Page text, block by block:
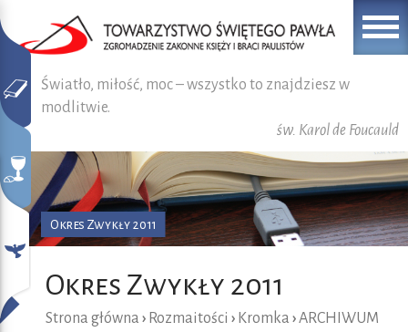
Światło, miłość, moc – wszystko to znajdziesz w
modlitwie.
św. Karol de Foucauld
Okres Zwykły 2011
Okres Zwykły 2011
Strona główna › Rozmaitości › Kromka ›ARCHIWUM